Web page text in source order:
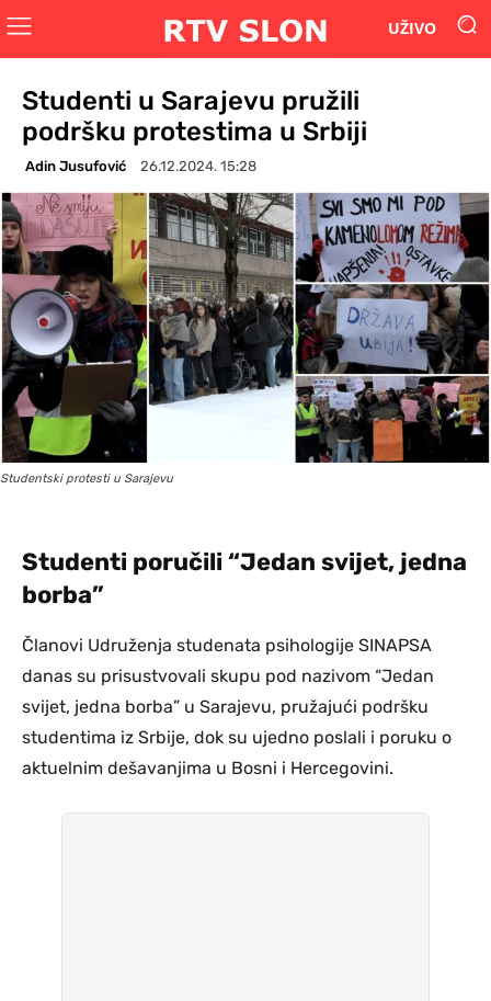
UŽIVO
Studenti u Sarajevu pružili
podršku protestima u Srbiji
Adin Jusufović 26.12.2024. 15:28
Studentski protesti u Sarajevu
Studenti poručili “Jedan svijet, jedna
borba”
Članovi Udruženja studenata psihologije SINAPSA
danas su prisustvovali skupu pod nazivom “Jedan
svijet, jedna borba” u Sarajevu, pružajući podršku
studentima iz Srbije, dok su ujedno poslali i poruku o
aktuelnim dešavanjima u Bosni i Hercegovini.